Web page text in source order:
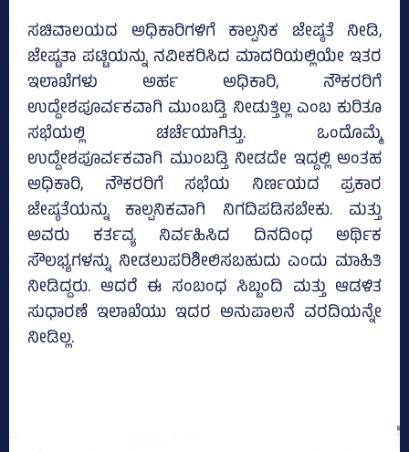
ಸಚಿವಾಲಯದ ಅಧಿಕಾರಿಗಳಿಗೆ ಕಾಲ್ಪನಿಕ ಜೇಷ್ಠತೆ ನೀಡಿ,
ಜೇಷ್ಟತಾ ಪಟ್ಟಿಯನ್ನು ನವೀಕರಿಸಿದ ಮಾದರಿಯಲ್ಲಿಯೇ ಇತರ
ಇಲಾಖೆಗಳು ಅರ್ಹ ಅಧಿಕಾರಿ, ನೌಕರರಿಗೆ
ಉದ್ದೇ‍ಶಪೂರ್ವಕವಾಗಿ ಮುಂಬಡ್ತಿ ನೀಡುತ್ತಿಲ್ಲ ಎಂಬ ಕುರಿತೂ
ಸಭೆಯಲ್ಲಿ ಚರ್ಚೆಯಾಗಿತ್ತು. ಒಂದೊಮ್ಮೆ
ಉದ್ದೇಶಪೂರ್ವಕವಾಗಿ ಮುಂಬಡ್ತಿ ನೀಡದೇ ಇದ್ದಲ್ಲಿ ಅಂತಹ
ಅಧಿಕಾರಿ, ನೌಕರರಿಗೆ ಸಭೆಯ ನಿರ್ಣಯದ ಪ್ರಕಾರ
ಜೇ‍ಷ್ಠತೆಯನ್ನು ಕಾಲ್ಪನಿಕವಾಗಿ ನಿಗದಿಪಡಿಸಬೇಕು. ಮತ್ತು
ಅವರು ಕರ್ತವ್ಯ ನಿರ್ವಹಿಸಿದ ದಿನದಿಂಧ ಅರ್ಥಿಕ
ಸೌಲಭ್ಯಗಳನ್ನು ನೀಡಲುಪರಿಶೀಲಿಸಬಹುದು ಎಂದು ಮಾಹಿತಿ
ನೀಡಿದ್ದರು. ಆದರೆ ಈ ಸಂಬಂಧ ಸಿಬ್ಬಂದಿ ಮತ್ತು ಆಡಳಿತ
ಸುಧಾರಣೆ ಇಲಾಖೆಯು ಇದರ ಅನುಪಾಲನೆ ವರದಿಯನ್ನೇ
ನೀಡಿಲ್ಲ.